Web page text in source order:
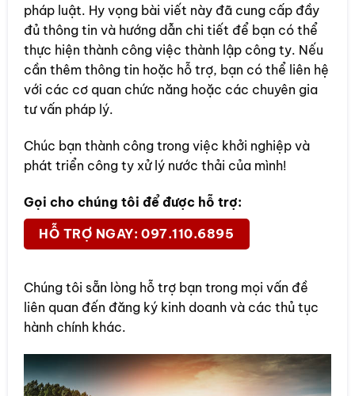
pháp luật. Hy vọng bài viết này đã cung cấp đầy
đủ thông tin và hướng dẫn chi tiết để bạn có thể
thực hiện thành công việc thành lập công ty. Nếu
cần thêm thông tin hoặc hỗ trợ, bạn có thể liên hệ
với các cơ quan chức năng hoặc các chuyên gia
tư vấn pháp lý.
Chúc bạn thành công trong việc khởi nghiệp và
phát triển công ty xử lý nước thải của mình!
Gọi cho chúng tôi để được hỗ trợ:
HỖ TRỢ NGAY: 097.110.6895
Chúng tôi sẵn lòng hỗ trợ bạn trong mọi vấn đề
liên quan đến đăng ký kinh doanh và các thủ tục
hành chính khác.